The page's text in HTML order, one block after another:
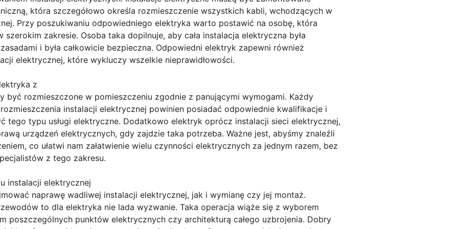
która szczegółowo określa rozmieszczenie wszystkich kabli, wchodzących w
Przy poszukiwaniu odpowiedniego elektryka warto postawić na osobę, która
szerokim zakresie. Osoba taka dopilnuje, aby cała instalacja elektryczna była
i była całkowicie bezpieczna. Odpowiedni elektryk zapewni również
elektrycznej, które wykluczy wszelkie nieprawidłowości.
z
być rozmieszczone w pomieszczeniu zgodnie z panującymi wymogami. Każdy
instalacji elektrycznej powinien posiadać odpowiednie kwalifikacje i
tego typu usługi elektryczne. Dodatkowo elektryk oprócz instalacji sieci elektrycznej,
urządzeń elektrycznych, gdy zajdzie taka potrzeba. Ważne jest, abyśmy znaleźli
co ułatwi nam załatwienie wielu czynności elektrycznych za jednym razem, bez
z tego zakresu.
instalacji elektrycznej
naprawę wadliwej instalacji elektrycznej, jak i wymianę czy jej montaż.
to dla elektryka nie lada wyzwanie. Taka operacja wiąże się z wyborem
poszczególnych punktów elektrycznych czy architekturą całego uzbrojenia. Dobry